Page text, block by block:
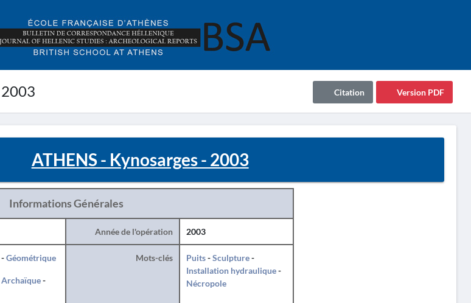
2003 Version PDF
Citation
ATHENS - Kynosarges - 2003
Informations Générales
Année de l'opération 2003
Géométrique
Archaïque-
Mots-clés Puits-Sculpture-
Installation hydraulique-
Nécropole